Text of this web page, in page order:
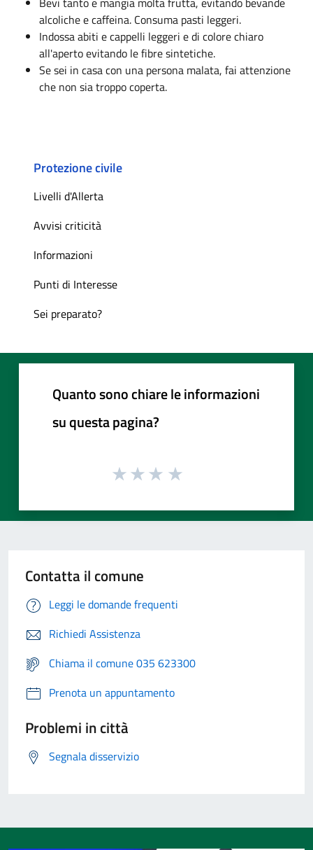
alcoliche e caffeina. Consuma pasti leggeri.
Indossa abiti e cappelli leggeri e di colore chiaro
all'aperto evitando le fibre sintetiche.
Se sei in casa con una persona malata, fai attenzione
che non sia troppo coperta.
Protezione civile
Livelli d'Allerta
Avvisi criticità
Informazioni
Punti di Interesse
Sei preparato?
Quanto sono chiare le informazioni
su questa pagina?
Contatta il comune
Leggi le domande frequenti
Richiedi Assistenza
Chiama il comune 035 623300
Prenota un appuntamento
Problemi in città
Segnala disservizio